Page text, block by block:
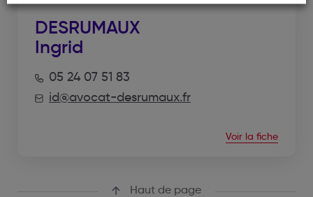
DESRUMAUX
Ingrid
05 24 07 51 83
id@avocat-desrumaux.fr
Voir la fiche
Haut de page